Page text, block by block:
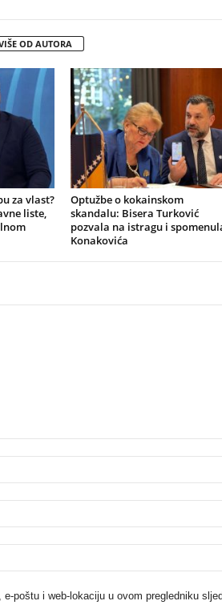
OD AUTORA
za vlast?
liste,
​Optužbe o kokainskom
skandalu: Bisera Turković
pozvala na istragu i
Konakovića
e-poštu i web-lokaciju u ovom pregledniku